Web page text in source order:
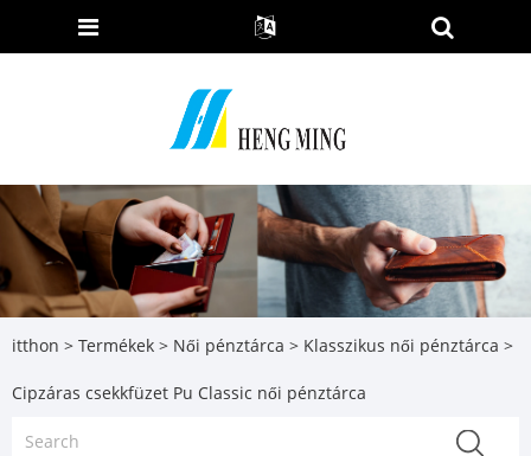
itthon > Termékek > Női pénztárca > Klasszikus női pénztárca >
Cipzáras csekkfüzet Pu Classic női pénztárca